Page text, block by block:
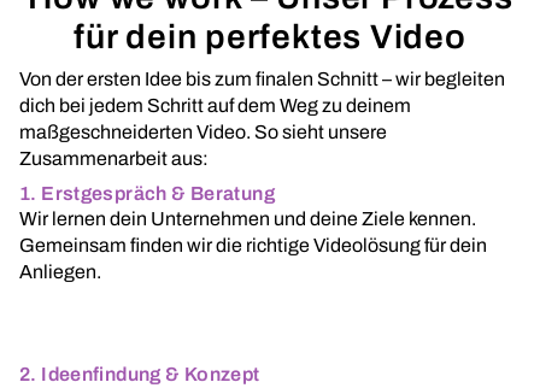
für dein perfektes Video
Von der ersten Idee bis zum finalen Schnitt – wir begleiten
dich bei jedem Schritt auf dem Weg zu deinem
maßgeschneiderten Video. So sieht unsere
Zusammenarbeit aus:
1. Erstgespräch & Beratung
Wir lernen dein Unternehmen und deine Ziele kennen.
Gemeinsam finden wir die richtige Videolösung für dein
Anliegen.
2. Ideenfindung & Konzept